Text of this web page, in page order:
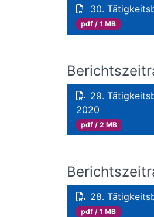
30.
pdf / 1 MB
29.
2020
pdf / 2 MB
28.
pdf / 1 MB